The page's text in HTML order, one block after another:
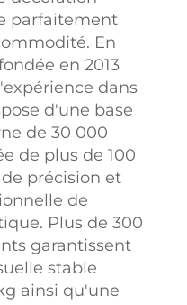
parfaitement
En
en 2013
dans
d'une base
de 30 000
de plus de 100
précision et
de
Plus de 300
garantissent
stable
ainsi qu'une